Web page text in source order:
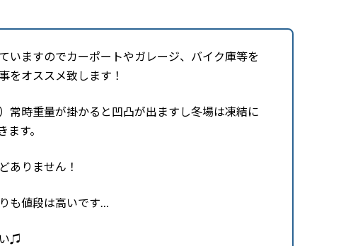
いますのでカーポートやガレージ、バイク庫等を
をオススメ致します！
常時重量が掛かると凹凸が出ますし冬場は凍結に
す。
ありません！
も値段は高いです…
♫